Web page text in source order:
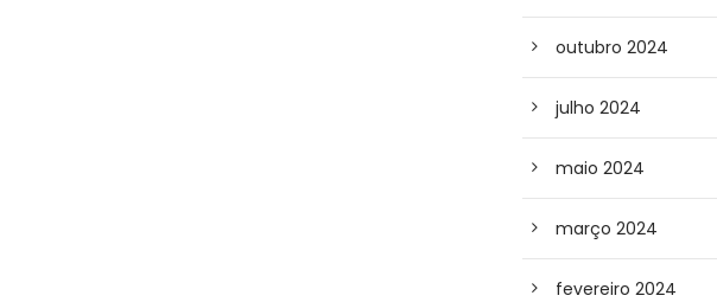
outubro 2024
julho 2024
maio 2024
março 2024
fevereiro 2024